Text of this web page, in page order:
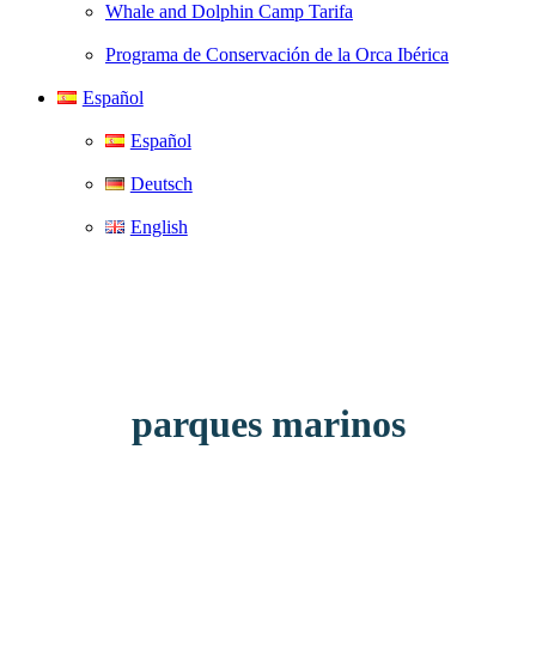
Whale and Dolphin Camp Tarifa
Programa de Conservación de la Orca Ibérica
Español
Español
Deutsch
English
parques marinos